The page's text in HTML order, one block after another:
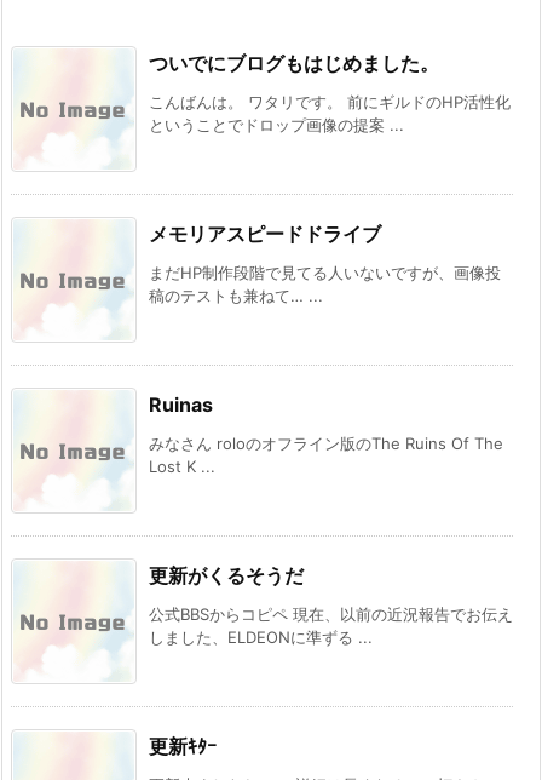
ついでにブログもはじめました。
こんばんは。 ワタリです。 前にギルドのHP活性化
ということでドロップ画像の提案 ...
メモリアスピードドライブ
まだHP制作段階で見てる人いないですが、画像投
稿のテストも兼ねて… ...
Ruinas
みなさん roloのオフライン版のThe Ruins Of The
Lost K ...
更新がくるそうだ
公式BBSからコピペ 現在、以前の近況報告でお伝え
しました、ELDEONに準ずる ...
更新ｷﾀｰ